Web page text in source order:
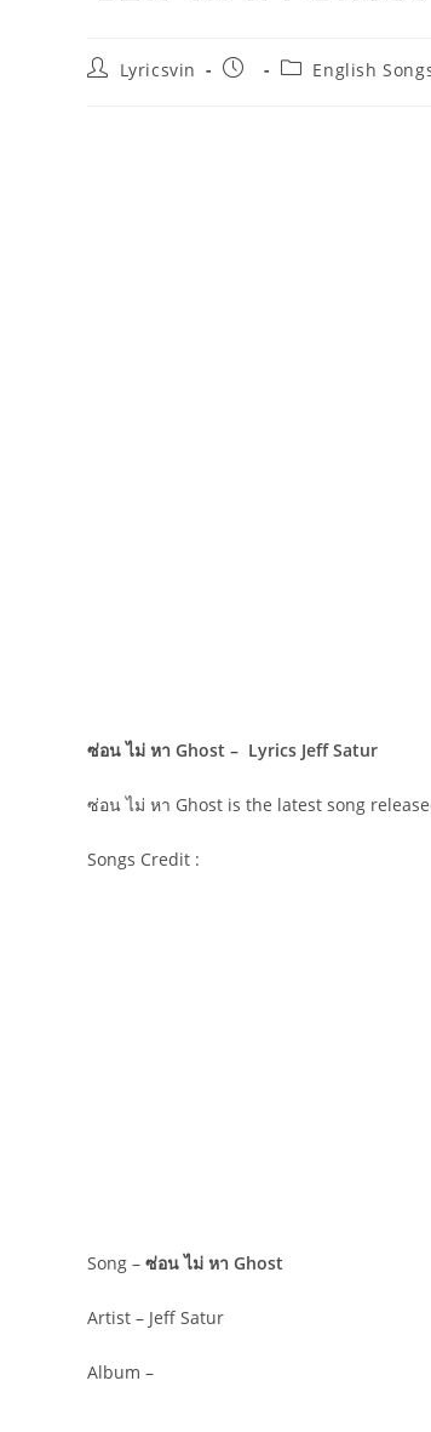
PostLyricsvin
Post
PostEnglish
ซ่อน ไม่ หา Ghost – Lyrics Jeff Satur
ซ่อน ไม่ หา Ghost is the latest song
Songs Credit :
Song – ซ่อน ไม่ หา Ghost
Artist – Jeff Satur
Album –